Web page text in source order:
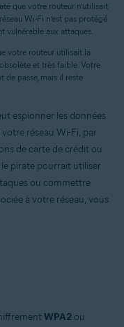
ultérieures
que votre routeur n’utilisait
Wi-Fi n’est pas protégé
vulnérable aux attaques.
votre routeur utilisait la
et très faible. Votre
de passe, mais il reste
espionner les données
réseau Wi-Fi, par
de carte de crédit ou
le pirate pourrait utiliser
ou commettre
à votre réseau, vous
WPA2 ou